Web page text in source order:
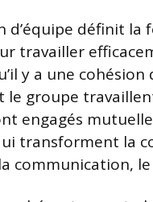
d’équipe définit la
travailler
y a une
le groupe
engagés
transforment la
communication,